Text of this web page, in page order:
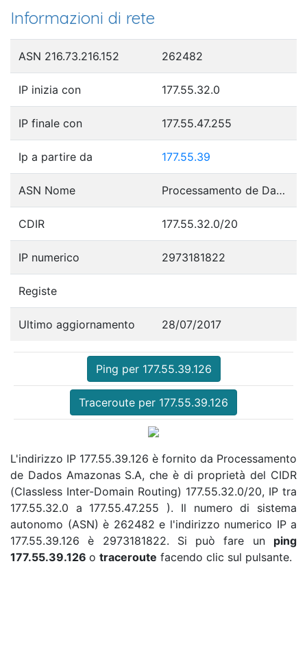
Informazioni di rete
ASN 216.73.216.152 262482
IP inizia con 177.55.32.0
IP finale con 177.55.47.255
Ip a partire da 177.55.39
ASN Nome Processamento de Dados Amazonas S.A
CDIR 177.55.32.0/20
IP numerico 2973181822
Registe
Ultimo aggiornamento 28/07/2017
Ping per 177.55.39.126
Traceroute per 177.55.39.126
L'indirizzo IP 177.55.39.126 è fornito da Processamento
de Dados Amazonas S.A, che è di proprietà del CIDR
(Classless Inter-Domain Routing) 177.55.32.0/20, IP tra
177.55.32.0 a 177.55.47.255 ). Il numero di sistema
autonomo (ASN) è 262482 e l'indirizzo numerico IP a
177.55.39.126 è 2973181822. Si può fare un ping
177.55.39.126 o traceroute facendo clic sul pulsante.